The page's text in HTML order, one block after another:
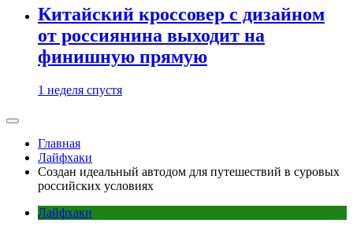
Китайский кроссовер с дизайном
от россиянина выходит на
финишную прямую
1 неделя спустя
Главная
Лайфхаки
Создан идеальный автодом для путешествий в суровых
российских условиях
Лайфхаки